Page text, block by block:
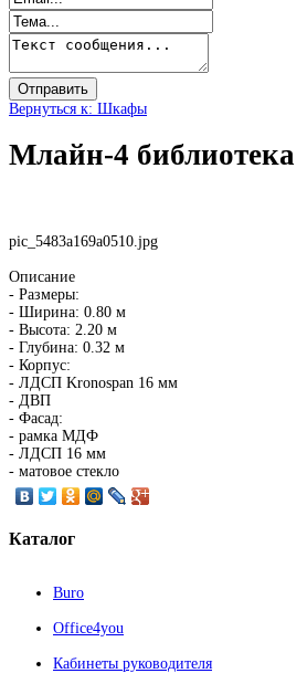
Вернуться к: Шкафы
Млайн-4 библиотека
pic_5483a169a0510.jpg
Описание
- Размеры:
- Ширина: 0.80 м
- Высота: 2.20 м
- Глубина: 0.32 м
- Корпус:
- ЛДСП Kronospan 16 мм
- ДВП
- Фасад:
- рамка МДФ
- ЛДСП 16 мм
- матовое стекло
Каталог
Buro
Office4you
Кабинеты руководителя